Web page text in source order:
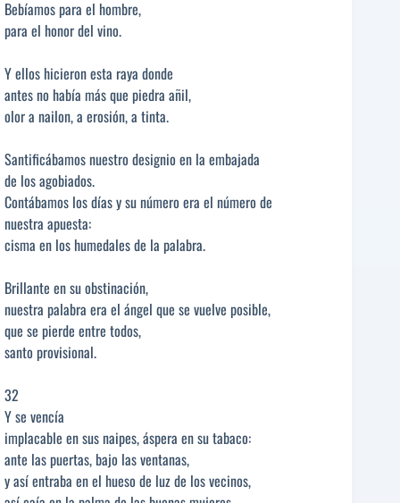
Bebíamos para el hombre,
para el honor del vino.
Y ellos hicieron esta raya donde
antes no había más que piedra añil,
olor a nailon, a erosión, a tinta.
Santificábamos nuestro designio en la embajada
de los agobiados.
Contábamos los días y su número era el número de
nuestra apuesta:
cisma en los humedales de la palabra.
Brillante en su obstinación,
nuestra palabra era el ángel que se vuelve posible,
que se pierde entre todos,
santo provisional.
32
Y se vencía
implacable en sus naipes, áspera en su tabaco:
ante las puertas, bajo las ventanas,
y así entraba en el hueso de luz de los vecinos,